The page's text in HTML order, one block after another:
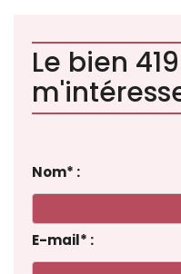
Le bien
Nom* :
E-mail* :